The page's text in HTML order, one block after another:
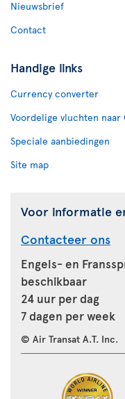
Nieuwsbrief
Contact
Handige links
Currency converter
Voordelige vluchten naar
Speciale aanbiedingen
Site map
Voor informatie
Contacteer ons
Engels- en
beschikbaar
24 uur per dag
7 dagen per week
© Air Transat A.T. Inc.